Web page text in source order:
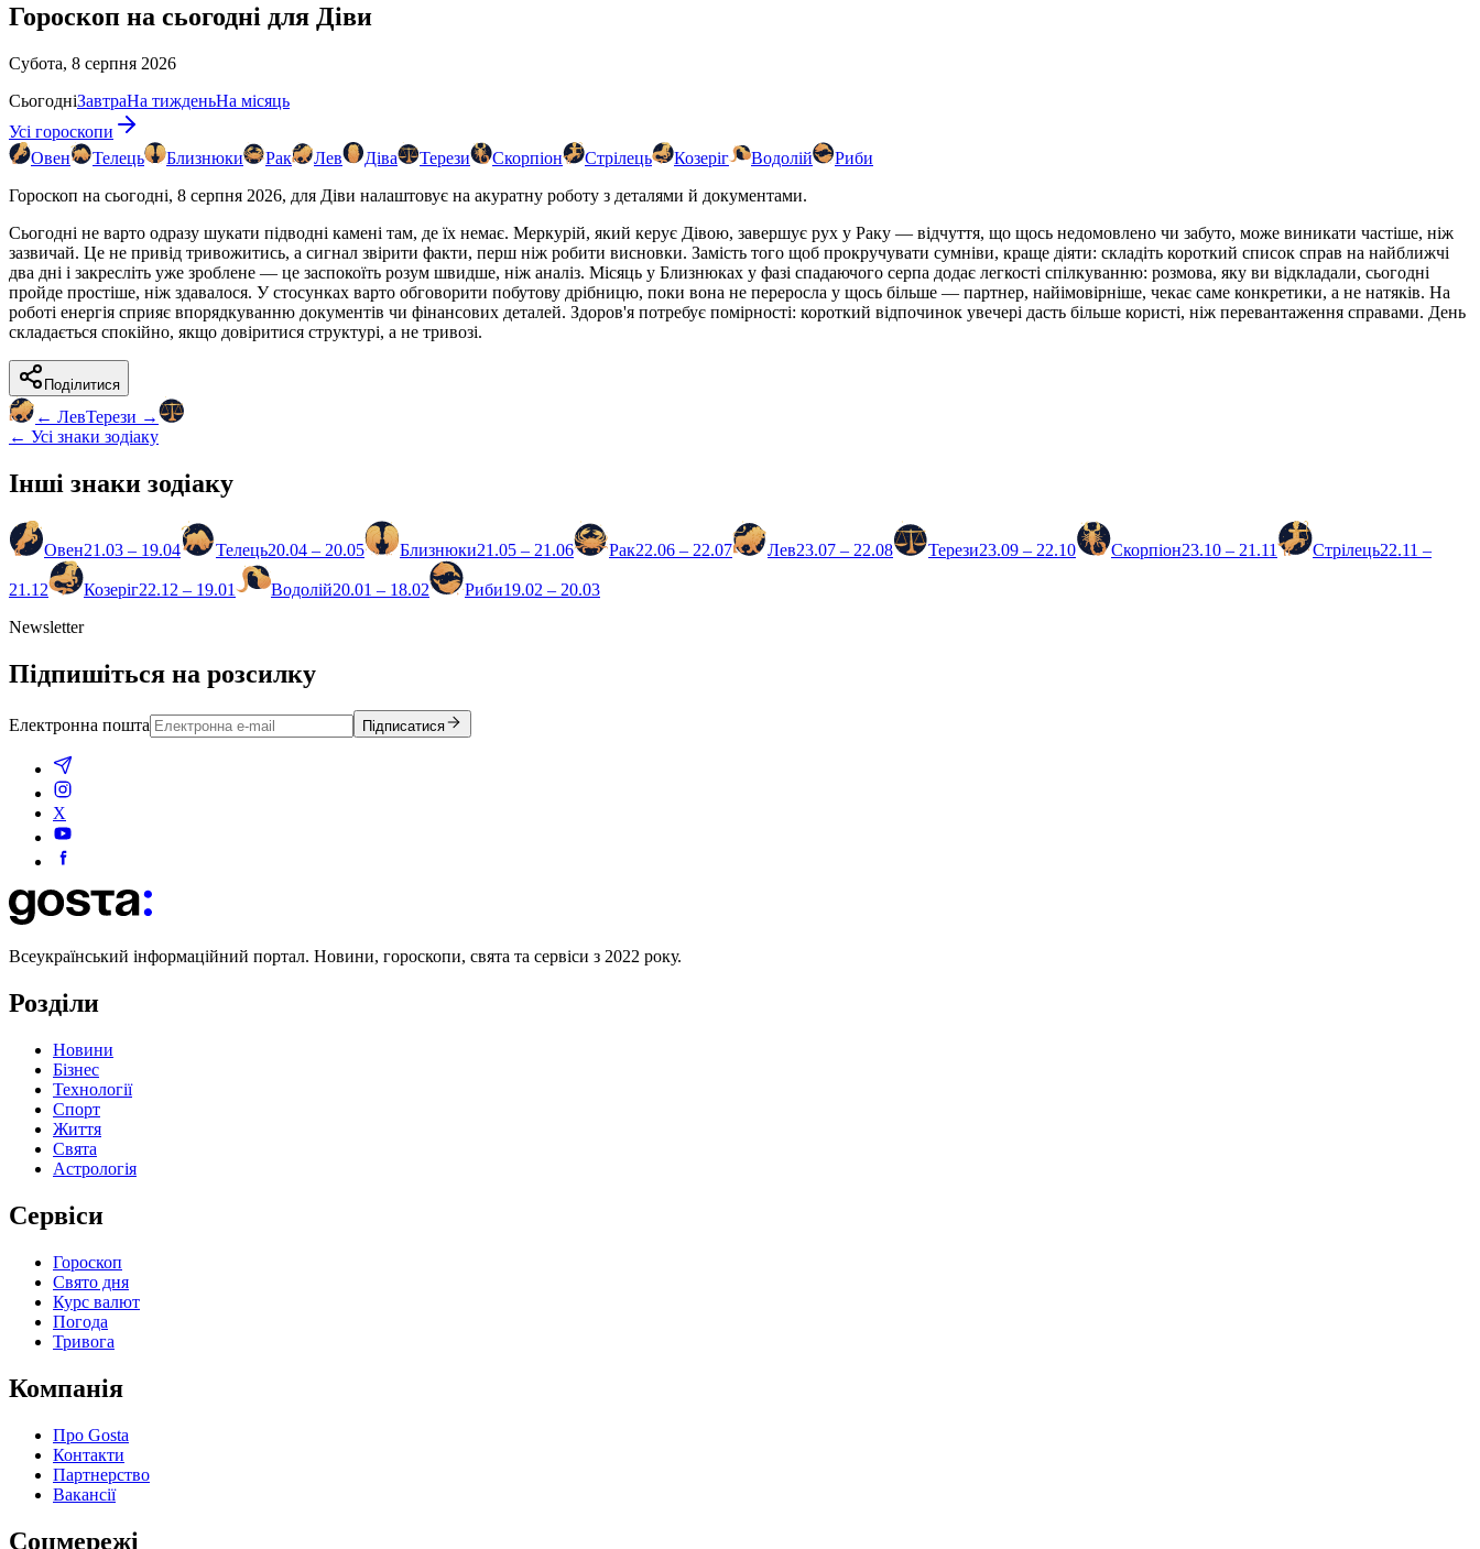
Гороскоп на сьогодні для Діви
Субота, 8 серпня 2026
СьогодніЗавтраНа тижденьНа місяць
Усі гороскопи
Овен
Телець Близнюки Рак Лев Діва Терези Скорпіон Стрілець Козеріг Водолій
Риби
Гороскоп на сьогодні, 8 серпня 2026, для Діви налаштовує на акуратну роботу з деталями й документами.
Сьогодні не варто одразу шукати підводні камені там, де їх немає. Меркурій, який керує Дівою, завершує рух у Раку — відчуття, що щось недомовлено чи забуто, може виникати частіше, ніж
зазвичай. Це не привід тривожитись, а сигнал звірити факти, перш ніж робити висновки. Замість того щоб прокручувати сумніви, краще діяти: складіть короткий список справ на найближчі
два дні і закресліть уже зроблене — це заспокоїть розум швидше, ніж аналіз. Місяць у Близнюках у фазі спадаючого серпа додає легкості спілкуванню: розмова, яку ви відкладали, сьогодні
пройде простіше, ніж здавалося. У стосунках варто обговорити побутову дрібницю, поки вона не переросла у щось більше — партнер, найімовірніше, чекає саме конкретики, а не натяків. На
роботі енергія сприяє впорядкуванню документів чи фінансових деталей. Здоров'я потребує помірності: короткий відпочинок увечері дасть більше користі, ніж перевантаження справами. День
складається спокійно, якщо довіритися структурі, а не тривозі.
Поділитися
← ЛевТерези →
← Усі знаки зодіаку
Інші знаки зодіаку
Овен21.03 – 19.04 Телець20.04 – 20.05 Близнюки21.05 – 21.06 Рак22.06 – 22.07 Лев23.07 – 22.08 Терези23.09 – 22.10 Скорпіон23.10 – 21.11 Стрілець22.11 –
21.12 Козеріг22.12 – 19.01 Водолій20.01 – 18.02 Риби19.02 – 20.03
Newsletter
Підпишіться на розсилку
Електронна пошта Підписатися
X
Всеукраїнський інформаційний портал. Новини, гороскопи, свята та сервіси з 2022 року.
Розділи
Новини
Бізнес
Технології
Спорт
Життя
Свята
Астрологія
Сервіси
Гороскоп
Свято дня
Курс валют
Погода
Тривога
Компанія
Про Gosta
Контакти
Партнерство
Вакансії
Соцмережі